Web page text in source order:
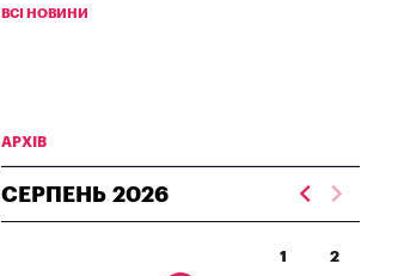
ВСІ НОВИНИ
АРХІВ
СЕРПЕНЬ 2026
1 2